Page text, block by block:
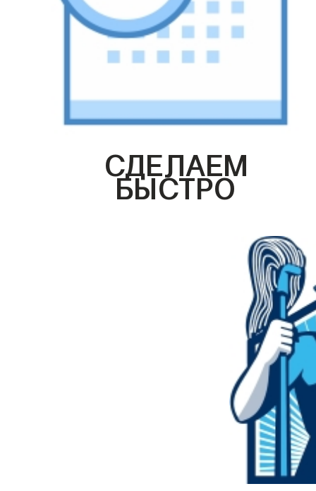
СДЕЛАЕМ
БЫСТРО